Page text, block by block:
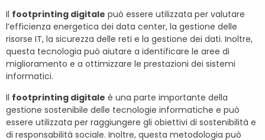
Il footprinting digitale può essere utilizzata per valutare
l’efficienza energetica dei data center, la gestione delle
risorse IT, la sicurezza delle reti e la gestione dei dati. Inoltre,
questa tecnologia può aiutare a identificare le aree di
miglioramento e a ottimizzare le prestazioni dei sistemi
informatici.
Il footprinting digitale è una parte importante della
gestione sostenibile delle tecnologie informatiche e può
essere utilizzata per raggiungere gli obiettivi di sostenibilità e
di responsabilità sociale. Inoltre, questa metodologia può